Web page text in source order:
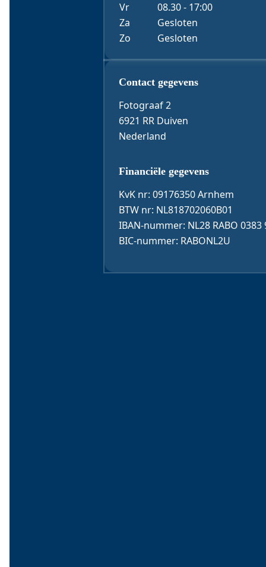
Vr
08.30 - 17:00
Za
Gesloten
Zo
Gesloten
Contact &
Contact gegevens
Fotograaf 2
6921 RR Duiven
Nederland
Financiële gegevens
KvK nr: 09176350 Arnhem
BTW nr: NL818702060B01
IBAN-nummer: NL28 RABO 0383
BIC-nummer: RABONL2U